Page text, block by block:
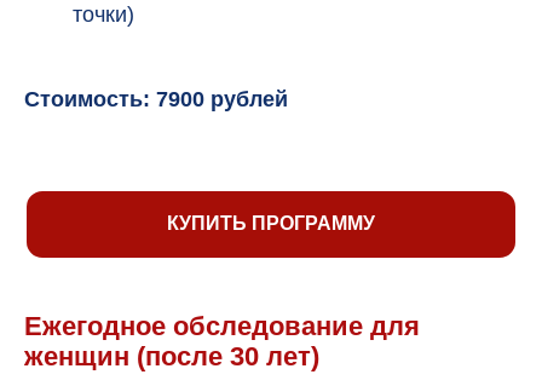
точки)
Стоимость: 7900 рублей
КУПИТЬ ПРОГРАММУ
Ежегодное обследование для
женщин (после 30 лет)